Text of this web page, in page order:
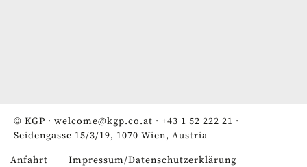
© KGP · welcome@kgp.co.at · +43 1 52 222 21 ·
Seidengasse 15/3/19, 1070 Wien, Austria
Anfahrt Impressum/Datenschutzerklärung